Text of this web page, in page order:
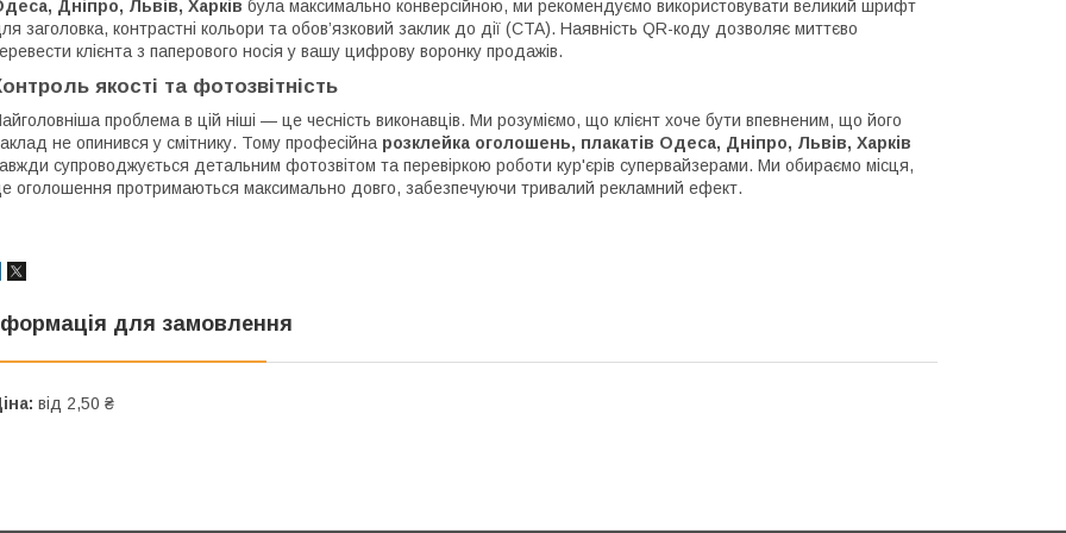
Дніпро, Львів, Харків була максимально конверсійною, ми рекомендуємо використовувати великий шрифт
заголовка, контрастні кольори та обов’язковий заклик до дії (CTA). Наявність QR-коду дозволяє миттєво
клієнта з паперового носія у вашу цифрову воронку продажів.
якості та фотозвітність
проблема в цій ніші — це чесність виконавців. Ми розуміємо, що клієнт хоче бути впевненим, що його
не опинився у смітнику. Тому професійна розклейка оголошень, плакатів Одеса, Дніпро, Львів, Харків
супроводжується детальним фотозвітом та перевіркою роботи кур'єрів супервайзерами. Ми обираємо місця,
оголошення протримаються максимально довго, забезпечуючи тривалий рекламний ефект.
для замовлення
від 2,50 ₴